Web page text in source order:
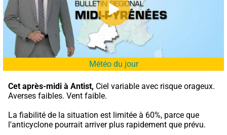
Météo du jour
Cet après-midi à Antist, Ciel variable avec risque orageux.
Averses faibles. Vent faible.
La fiabilité de la situation est limitée à 60%, parce que
l'anticyclone pourrait arriver plus rapidement que prévu.